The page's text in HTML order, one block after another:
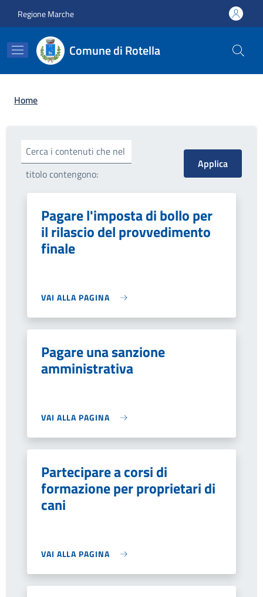
Regione Marche
Comune di Rotella
Briciole di pane
Home
Cerca i contenuti che nel
titolo contengono:
Pagare l'imposta di bollo per
il rilascio del provvedimento
finale
VAI ALLA PAGINA
Pagare una sanzione
amministrativa
VAI ALLA PAGINA
Partecipare a corsi di
formazione per proprietari di
cani
VAI ALLA PAGINA